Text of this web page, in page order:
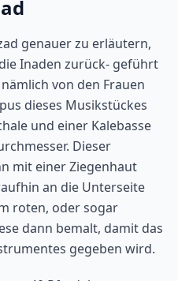
genauer zu erläutern,
Inaden zurück- geführt
von den Frauen
dieses Musikstückes
und einer Kalebasse
Dieser
mit einer Ziegenhaut
an die Unterseite
roten, oder sogar
dann bemalt, damit das
gegeben wird.